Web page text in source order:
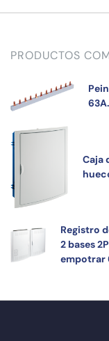
PRODUCTOS
Caja
Registro
2 bases
empotrar